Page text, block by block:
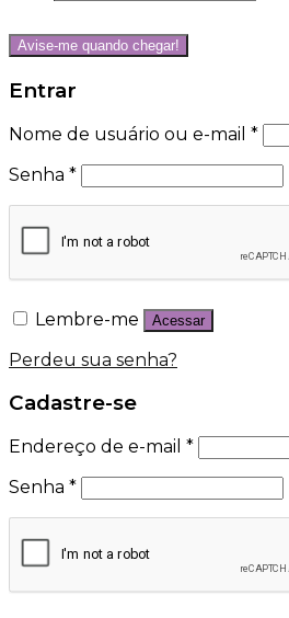
Avise-me quando chegar!
Entrar
Nome de usuário ou e-mail *
Senha *
Lembre-me Acessar
Perdeu sua senha?
Cadastre-se
Endereço de e-mail *
Senha *